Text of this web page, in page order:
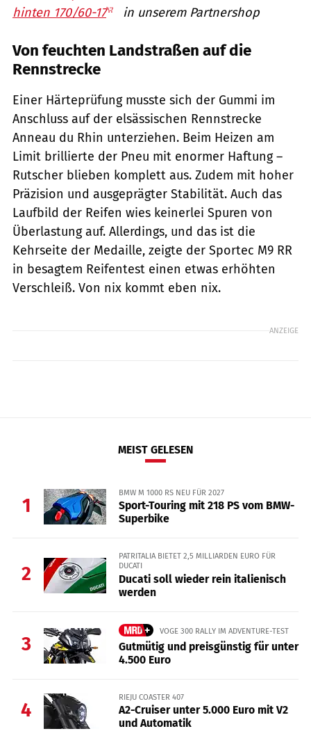
hinten 170/60-17
in unserem Partnershop
Von feuchten Landstraßen auf die
Rennstrecke
Einer Härteprüfung musste sich der Gummi im
Anschluss auf der elsässischen Rennstrecke
Anneau du Rhin unterziehen. Beim Heizen am
Limit brillierte der Pneu mit enormer Haftung –
Rutscher blieben komplett aus. Zudem mit hoher
Präzision und ausgeprägter Stabilität. Auch das
Laufbild der Reifen wies keinerlei Spuren von
Überlastung auf. Allerdings, und das ist die
Kehrseite der Medaille, zeigte der Sportec M9 RR
in besagtem Reifentest einen etwas erhöhten
Verschleiß. Von nix kommt eben nix.
ANZEIGE
MEIST GELESEN
1
BMW M 1000 RS NEU FÜR 2027
Sport-Touring mit 218 PS vom BMW-
Superbike
2
PATRITALIA BIETET 2,5 MILLIARDEN EURO FÜR
DUCATI
Ducati soll wieder rein italienisch
werden
3
VOGE 300 RALLY IM ADVENTURE-TEST
Gutmütig und preisgünstig für unter
4.500 Euro
4
RIEJU COASTER 407
A2-Cruiser unter 5.000 Euro mit V2
und Automatik